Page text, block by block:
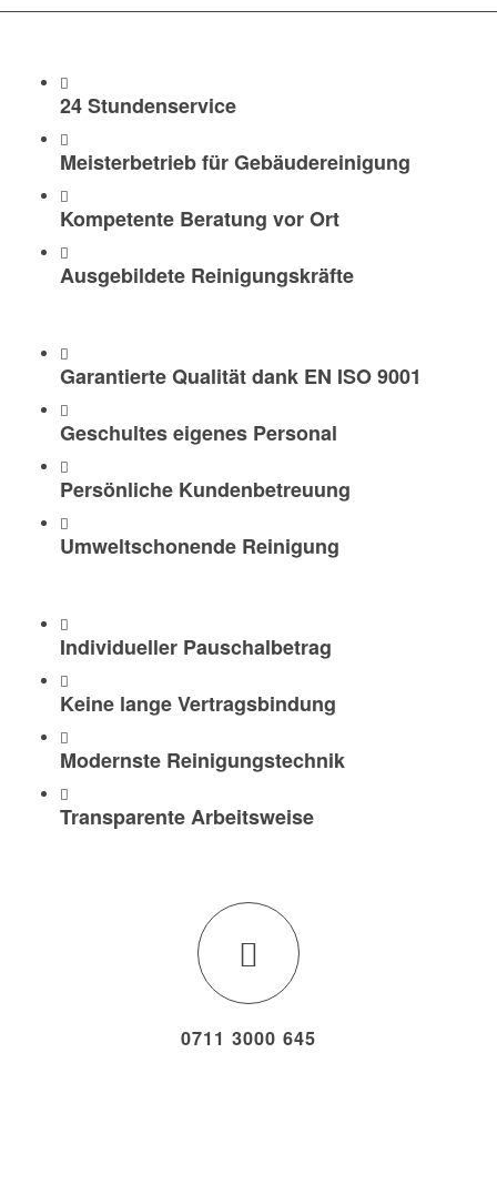
24 Stundenservice
Meisterbetrieb für Gebäudereinigung
Kompetente Beratung vor Ort
Ausgebildete Reinigungskräfte
Garantierte Qualität dank EN ISO 9001
Geschultes eigenes Personal
Persönliche Kundenbetreuung
Umweltschonende Reinigung
Individueller Pauschalbetrag
Keine lange Vertragsbindung
Modernste Reinigungstechnik
Transparente Arbeitsweise
0711 3000 645